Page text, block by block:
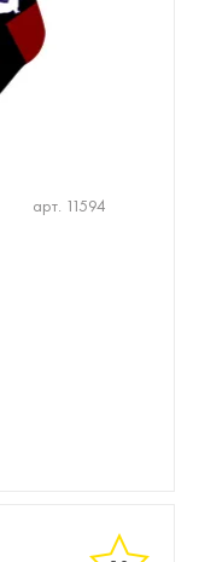
арт. 11594